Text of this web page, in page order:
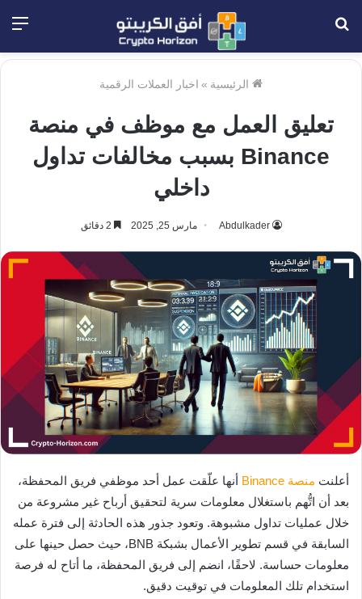
الرئيسية » اخبار العملات الرقمية
تعليق العمل مع موظف في منصة
Binance بسبب مخالفات تداول
داخلي
Abdulkader مارس 25, 2025
أعلنت منصة Binance أنها علّقت عمل أحد موظفي فريق المحفظة،
بعد أن اتُّهم باستغلال معلومات سرية لتحقيق أرباح غير مشروعة من
خلال عمليات تداول مشبوهة. وتعود جذور هذه الحادثة إلى فترة عمله
السابقة في قسم تطوير الأعمال بشبكة BNB، حيث حصل حينها على
معلومات حساسة. لاحقًا، انضم إلى فريق المحفظة، ما أتاح له فرصة
استخدام تلك المعلومات في توقيت دقيق.